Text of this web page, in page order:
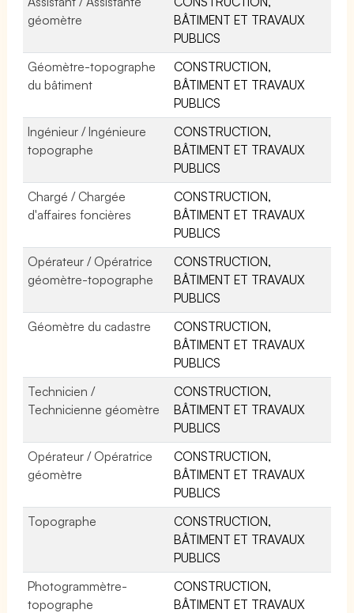
géomètre
BÂTIMENT ET TRAVAUX
PUBLICS
Géomètre-topographe
du bâtiment
CONSTRUCTION,
BÂTIMENT ET TRAVAUX
PUBLICS
Ingénieur / Ingénieure
topographe
CONSTRUCTION,
BÂTIMENT ET TRAVAUX
PUBLICS
Chargé / Chargée
d'affaires foncières
CONSTRUCTION,
BÂTIMENT ET TRAVAUX
PUBLICS
Opérateur / Opératrice
géomètre-topographe
CONSTRUCTION,
BÂTIMENT ET TRAVAUX
PUBLICS
Géomètre du cadastre
CONSTRUCTION,
BÂTIMENT ET TRAVAUX
PUBLICS
Technicien /
Technicienne géomètre
CONSTRUCTION,
BÂTIMENT ET TRAVAUX
PUBLICS
Opérateur / Opératrice
géomètre
CONSTRUCTION,
BÂTIMENT ET TRAVAUX
PUBLICS
Topographe
CONSTRUCTION,
BÂTIMENT ET TRAVAUX
PUBLICS
Photogrammètre-
topographe
CONSTRUCTION,
BÂTIMENT ET TRAVAUX